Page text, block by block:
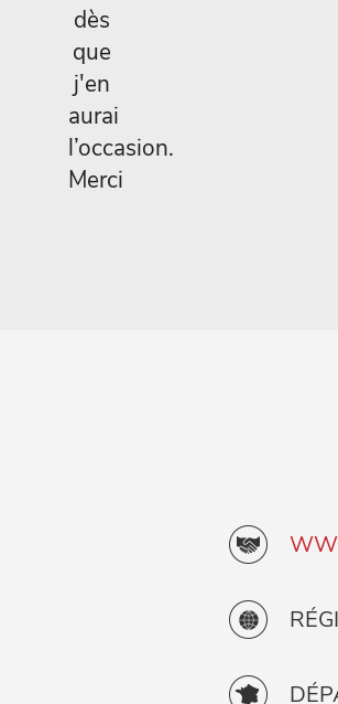
dès
que
j'en
aurai
l’occasion.
Merci